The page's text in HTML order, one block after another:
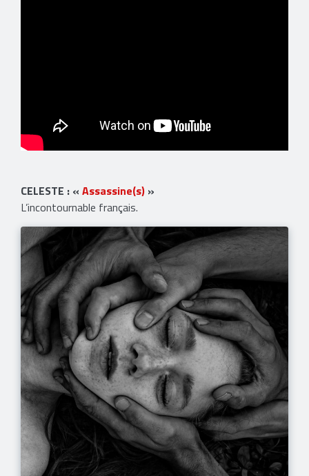
CELESTE : « Assassine(s) »
L’incontournable français.